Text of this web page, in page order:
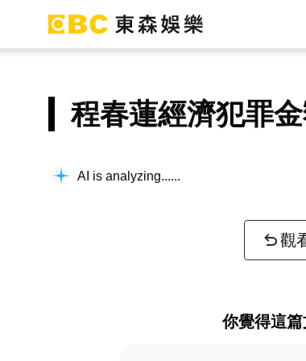
程春蓮經濟犯罪
AI is analyzing...
觀
你覺得這